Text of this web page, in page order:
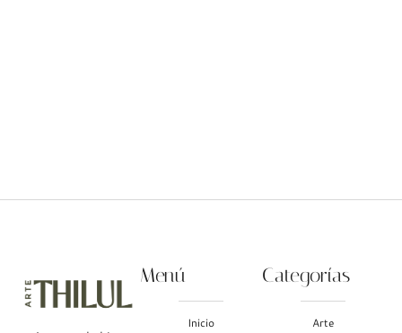
Menú
Inicio
Categorías
Arte